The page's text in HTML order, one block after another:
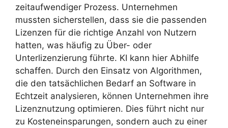
zeitaufwendiger Prozess. Unternehmen
mussten sicherstellen, dass sie die passenden
Lizenzen für die richtige Anzahl von Nutzern
hatten, was häufig zu Über- oder
Unterlizenzierung führte. KI kann hier Abhilfe
schaffen. Durch den Einsatz von Algorithmen,
die den tatsächlichen Bedarf an Software in
Echtzeit analysieren, können Unternehmen ihre
Lizenznutzung optimieren. Dies führt nicht nur
zu Kosteneinsparungen, sondern auch zu einer